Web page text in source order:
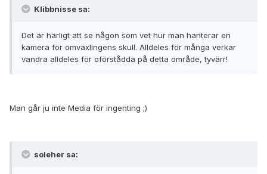
Klibbnisse sa:
Det är härligt att se någon som vet hur man hanterar en
kamera för omväxlingens skull. Alldeles för många verkar
vandra alldeles för oförstådda på detta område, tyvärr!
Man går ju inte Media för ingenting ;)
soleher sa: